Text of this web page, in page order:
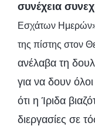
συνέχεια
Εσχάτων
της πίστης στον
ανέλαβα τη
για να δουν
ότι η Ίριδα
διεργασίες σε